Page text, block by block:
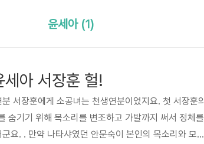
윤세아 (1)
아 서장훈 헐!
서장훈에게 소공녀는 천생연분이었지요. 첫 서장훈의
숨기기 위해 목소리를 변조하고 가발까지 써서 정체를
요. . 만약 나타샤였던 안문숙이 본인의 목소리와 모습